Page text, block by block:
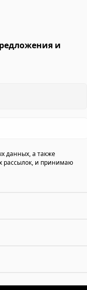
и
данных, а также
рассылок, и принимаю